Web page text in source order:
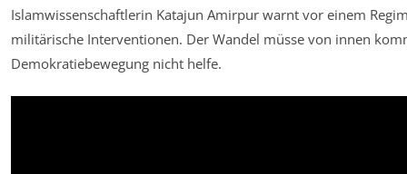
Islamwissenschaftlerin Katajun Amirpur warnt vor einem
militärische Interventionen. Der Wandel müsse von innen
Demokratiebewegung nicht helfe.